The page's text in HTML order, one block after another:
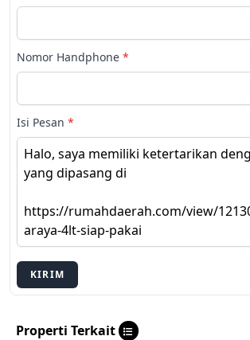
Nomor Handphone *
Isi Pesan *
KIRIM
Properti Terkait